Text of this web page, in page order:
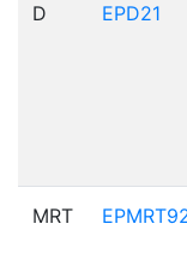
D EPD21
MRT